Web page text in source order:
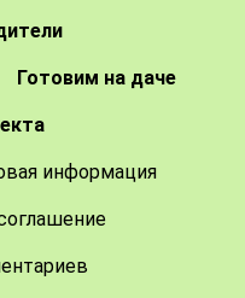
Готовим на даче
информация